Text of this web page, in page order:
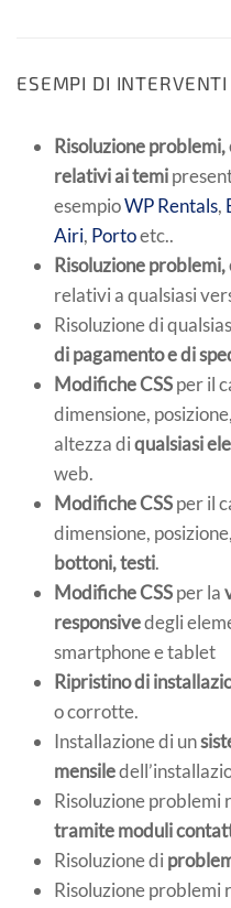
ESEMPI DI INTERVENTI
Risoluzione
relativi ai temi
esempioWP Rentals,
Airi, Portoetc..
Risoluzione
relativi a qualsiasi
Risoluzione di
di pagamento e di
Modifiche CSSper il
dimensione,
altezza diqualsiasi
web.
Modifiche CSSper il
dimensione,
bottoni, testi.
Modifiche CSSper la
responsivedegli
smartphone e tablet
Ripristino di
o corrotte.
Installazione di un
mensile
Risoluzione problemi
tramite moduli
Risoluzione di
Risoluzione problemi